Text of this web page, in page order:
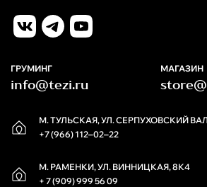
М. ТУЛЬСКАЯ, УЛ. СЕРПУХОВСКИЙ
+7 (966) 112‒02‒22
М. РАМЕНКИ, УЛ. ВИННИЦКАЯ, 8К4
+ 7 (909) 999 56 09
ГРУМИНГ
info@tezi.ru
МАГАЗИН